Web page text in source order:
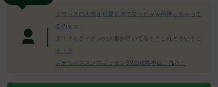
クワッスの人形が可愛すぎて笑ったｗｗ何持っちゃって
るのｗｗ
え！？ミライドンの人形が浮いてる！？これどういうこ
と！？
ガチでオススメのポケモンSVの攻略本はこれだ！